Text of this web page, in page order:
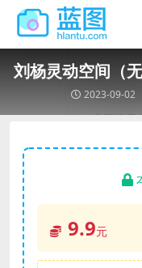
刘杨灵动空间（
2023-09-02
9.9元